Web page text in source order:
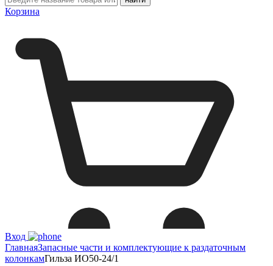
Корзина
Вход
ГлавнаяЗапасные части и комплектующие к раздаточным
колонкамГильза ИО50-24/1